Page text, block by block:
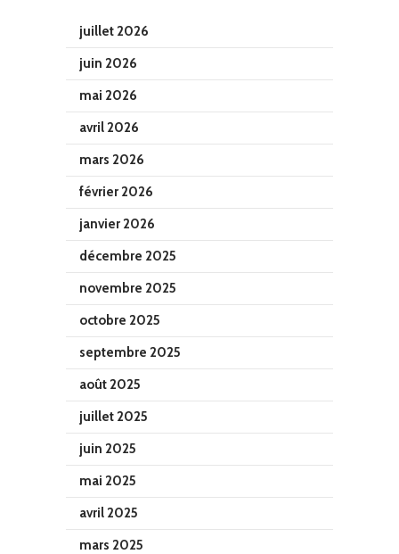
juillet 2026
juin 2026
mai 2026
avril 2026
mars 2026
février 2026
janvier 2026
décembre 2025
novembre 2025
octobre 2025
septembre 2025
août 2025
juillet 2025
juin 2025
mai 2025
avril 2025
mars 2025